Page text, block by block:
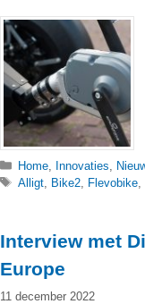
Categorieën
Home Innovaties
Tags
Alligt Bike2 Flevobike ,
Interview met
Europe
11 december 2022